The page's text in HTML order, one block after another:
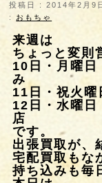
投稿日 : 2014年2月9
: おもちゃ
来週は
ちょっと変則
10日・月曜日
み
11日・祝火
12日・水曜日
店
です。
出張買取が、
宅配買取もな
持ち込みも毎